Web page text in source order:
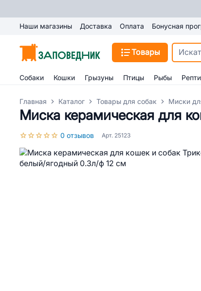
Наши магазины Доставка Оплата Бонусная
Товары
Собаки Кошки Грызуны Птицы Рыбы
Главная Каталог Товары для собак Миски
Миска керамическая для
0 отзывов Арт. 25123